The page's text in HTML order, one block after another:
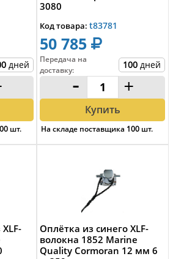
дней
шт.
3080
Код товара: t83781
50 785
Передача на
доставку: 100 дней
- +
Купить
На складе поставщика 100 шт.
Оплётка из синего XLF-
волокна 1852 Marine
Quality Cormoran 12 мм 6